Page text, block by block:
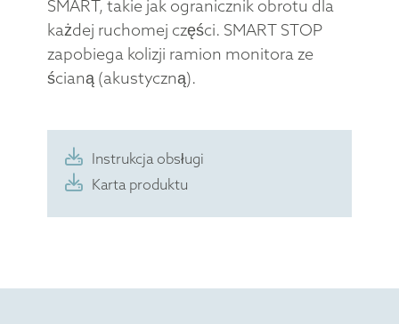
SMART, takie jak ogranicznik obrotu dla
każdej ruchomej części. SMART STOP
zapobiega kolizji ramion monitora ze
ścianą (akustyczną).
Instrukcja obsługi
Karta produktu